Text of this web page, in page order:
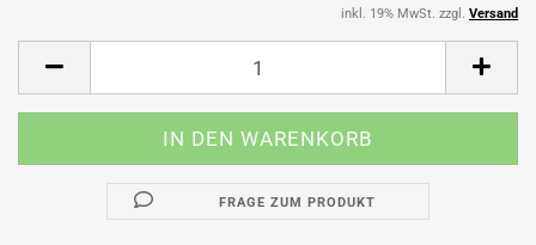
inkl. 19% MwSt. zzgl. Versand
FRAGE ZUM PRODUKT